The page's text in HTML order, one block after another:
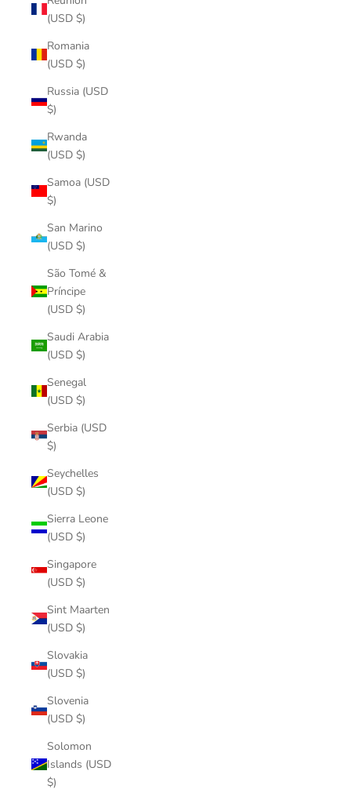
(USD $)
Romania
(USD $)
Russia (USD
$)
Rwanda
(USD $)
Samoa (USD
$)
San Marino
(USD $)
São Tomé &
Príncipe
(USD $)
Saudi Arabia
(USD $)
Senegal
(USD $)
Serbia (USD
$)
Seychelles
(USD $)
Sierra Leone
(USD $)
Singapore
(USD $)
Sint Maarten
(USD $)
Slovakia
(USD $)
Slovenia
(USD $)
Solomon
Islands (USD
$)